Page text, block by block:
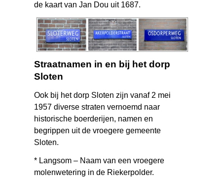
de kaart van Jan Dou uit 1687.
Straatnamen in en bij het dorp
Sloten
Ook bij het dorp Sloten zijn vanaf 2 mei
1957 diverse straten vernoemd naar
historische boerderijen, namen en
begrippen uit de vroegere gemeente
Sloten.
* Langsom – Naam van een vroegere
molenwetering in de Riekerpolder.